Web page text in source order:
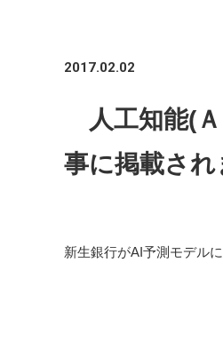
2017.02.02
人工知能(Ａ
事に掲載され
新生銀行がAI予測モデル